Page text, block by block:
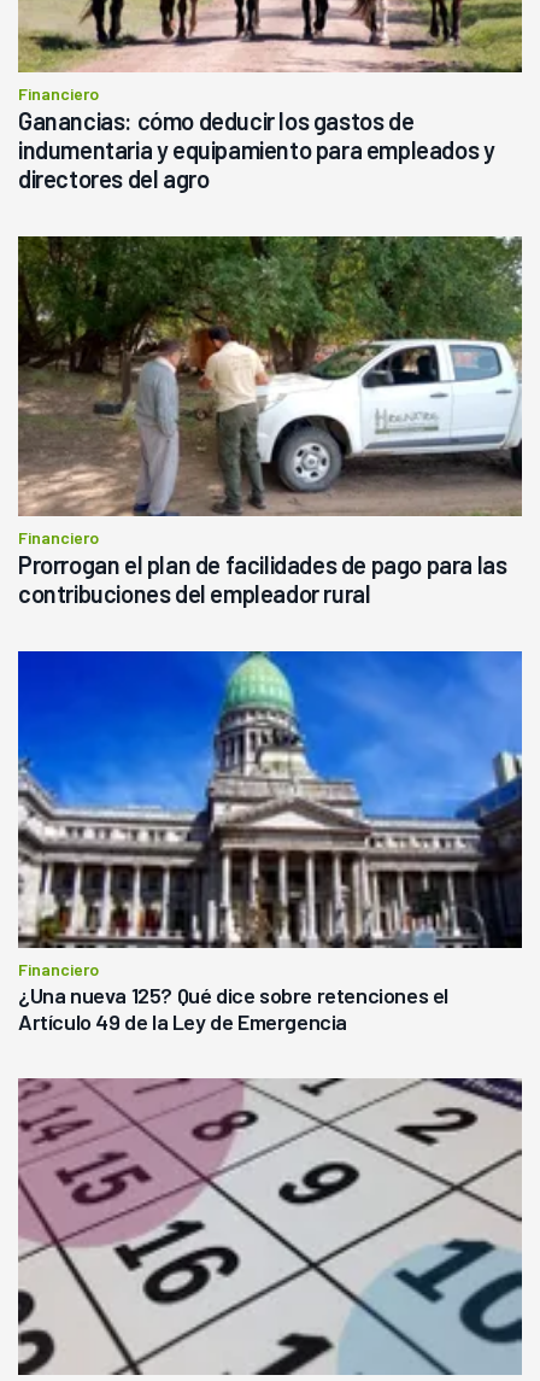
Financiero
Ganancias: cómo deducir los gastos de
indumentaria y equipamiento para empleados y
directores del agro
Financiero
Prorrogan el plan de facilidades de pago para las
contribuciones del empleador rural
Financiero
¿Una nueva 125? Qué dice sobre retenciones el
Artículo 49 de la Ley de Emergencia